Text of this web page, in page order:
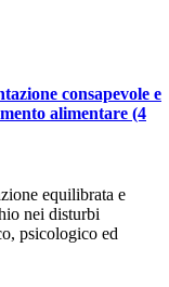
consapevole e
alimentare (4
equilibrata e
nei disturbi
psicologico ed